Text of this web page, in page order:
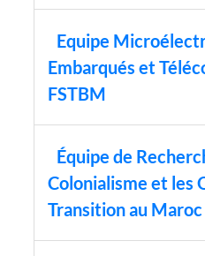
Equipe
Embarqués et
FSTBM
Équipe de
Colonialisme et les
Transition au